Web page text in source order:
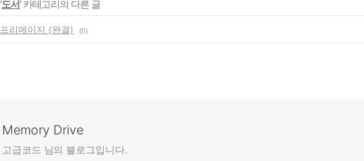
'도서' 카테고리의 다른 글
프리메이지 (완결) (0)
Memory Drive
고급코드 님의 블로그입니다.